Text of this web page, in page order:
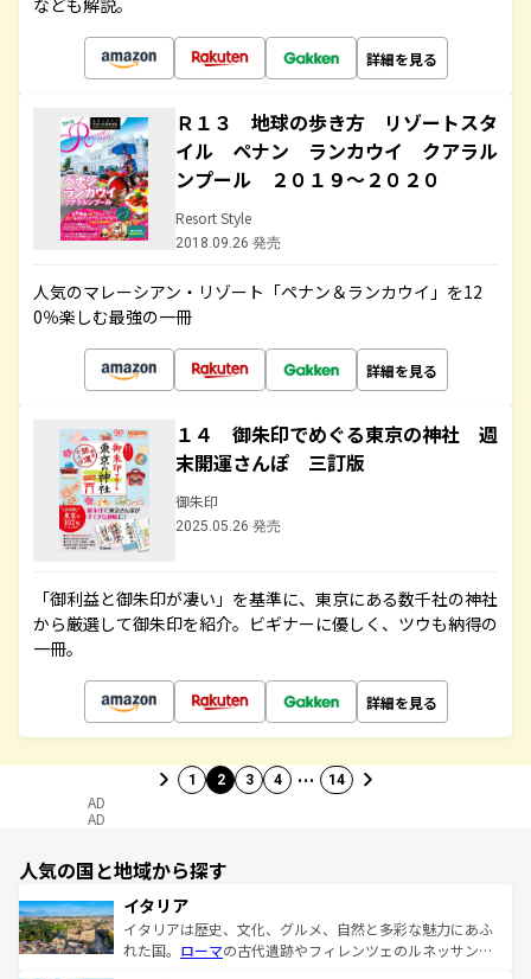
なども解説。
詳細を見る
Ｒ１３ 地球の歩き方 リゾートスタ
イル ペナン ランカウイ クアラル
ンプール ２０１９～２０２０
Resort Style
2018.09.26 発売
人気のマレーシアン・リゾート「ペナン＆ランカウイ」を12
0％楽しむ最強の一冊
詳細を見る
１４ 御朱印でめぐる東京の神社 週
末開運さんぽ 三訂版
御朱印
2025.05.26 発売
「御利益と御朱印が凄い」を基準に、東京にある数千社の神社
から厳選して御朱印を紹介。ビギナーに優しく、ツウも納得の
一冊。
詳細を見る
1 2 3 4 … 14
AD
AD
人気の国と地域から探す
イタリア
イタリアは歴史、文化、グルメ、自然と多彩な魅力にあふ
れた国。 ローマの古代遺跡やフィレンツェのルネッサンス